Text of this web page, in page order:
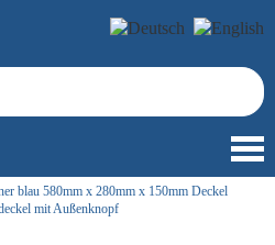
blau 580mm x 280mm x 150mm Deckel
mit Außenknopf